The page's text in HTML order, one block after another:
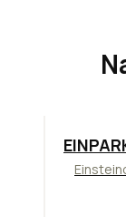
TOP